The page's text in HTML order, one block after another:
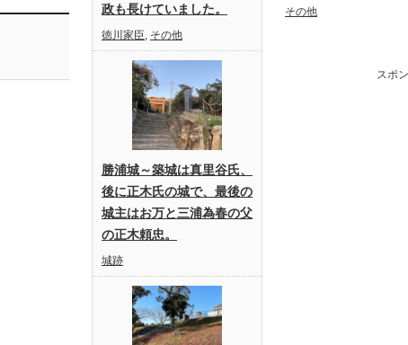
政も長けていました。
徳川家臣, その他
勝浦城～築城は真里谷氏、
後に正木氏の城で、最後の
城主はお万と三浦為春の父
の正木頼忠。
城跡
その他
スポ